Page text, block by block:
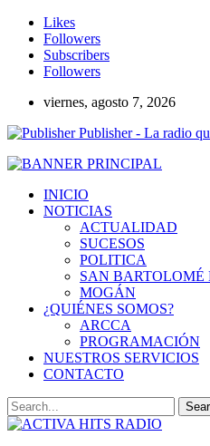
Likes
Followers
Subscribers
Followers
viernes, agosto 7, 2026
Publisher - La radio
INICIO
NOTICIAS
ACTUALIDAD
SUCESOS
POLITICA
SAN BARTOLOMÉ
MOGÁN
¿QUIÉNES SOMOS?
ARCCA
PROGRAMACIÓN
NUESTROS SERVICIOS
CONTACTO